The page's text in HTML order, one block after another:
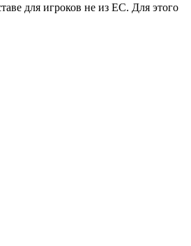
для игроков не из ЕС. Для этого